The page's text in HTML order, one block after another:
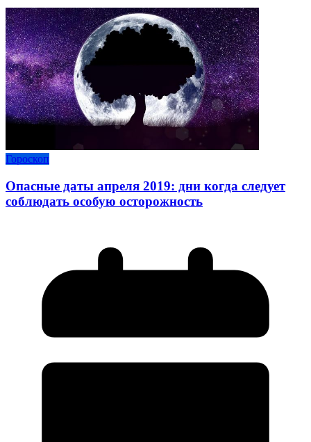
Гороскоп
Опасные даты апреля 2019: дни когда следует
соблюдать особую осторожность